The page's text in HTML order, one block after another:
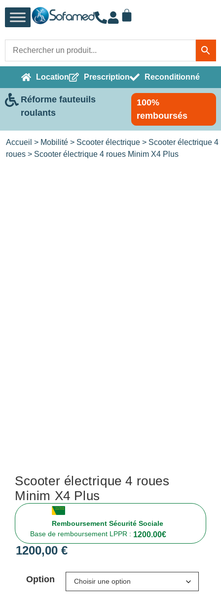
Location Prescription Reconditionné
Réforme fauteuils
roulants
100%
remboursés
Accueil > Mobilité > Scooter électrique > Scooter électrique 4
roues > Scooter électrique 4 roues Minim X4 Plus
Scooter électrique 4 roues
Minim X4 Plus
Remboursement Sécurité Sociale
Base de remboursement LPPR : 1200.00€
1200,00 €
Option